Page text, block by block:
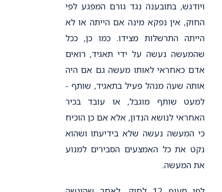
ויודגש, בתובענה נגד גורם המפגע לפי
החוק, אין נפקא מינה אם הייתה או לא
הייתה התרשלות מצידו. כמו כן, ככל
שהמעשה נעשה על ידי תאגיד, רואים
אדם כאחראי לאותו מעשה גם אם היה
אותה שעה מנהל פעיל בתאגיד, שותף -
למעט שותף מוגבל, או עובד בכיר
האחראי לנושא הנדון, אלא אם כן הוכיח
כי המעשה נעשה שלא בידיעתו ושהוא
נקט את כל האמצעים הסבירים למנוע
את המעשה.